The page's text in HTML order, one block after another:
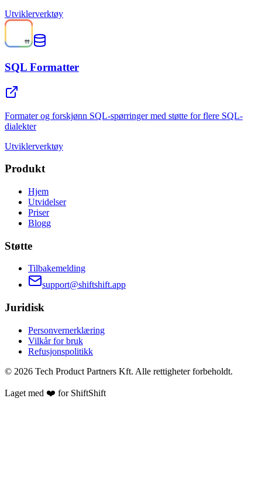
Utviklerverktøy
SQL Formatter
Formater og forskjønn SQL-spørringer med støtte for flere SQL-
dialekter
Utviklerverktøy
Produkt
Hjem
Utvidelser
Priser
Blogg
Støtte
Tilbakemelding
support@shiftshift.app
Juridisk
Personvernerklæring
Vilkår for bruk
Refusjonspolitikk
© 2026 Tech Product Partners Kft. Alle rettigheter forbeholdt.
Laget med ❤️ for ShiftShift